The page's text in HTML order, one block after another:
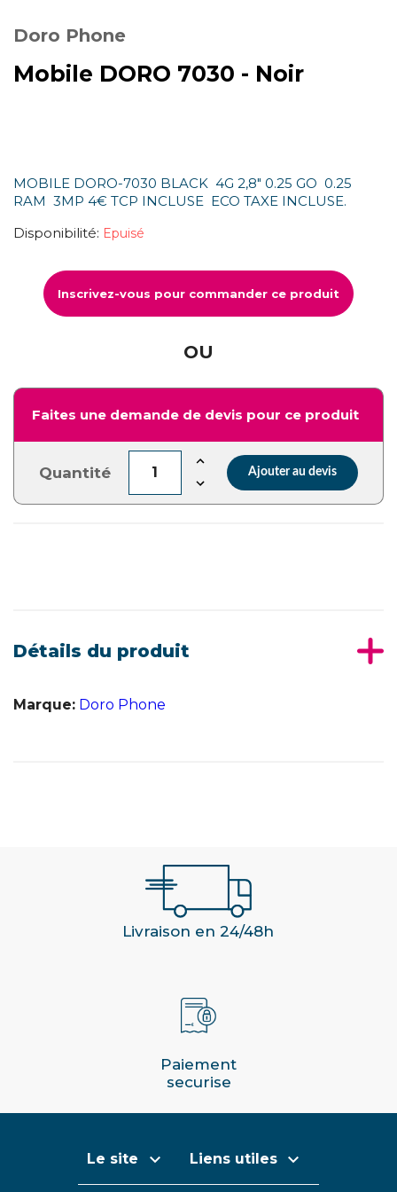
Doro Phone
Mobile DORO 7030 - Noir
MOBILE DORO-7030 BLACK 4G 2,8" 0.25 GO 0.25
RAM 3MP 4€ TCP INCLUSE ECO TAXE INCLUSE.
Disponibilité: Epuisé
Inscrivez-vous pour commander ce produit
OU
Faites une demande de devis pour ce produit
Quantité Ajouter au devis
Détails du produit
Marque: Doro Phone
Livraison en 24/48h
Paiement
securise
Le site  Liens utiles 